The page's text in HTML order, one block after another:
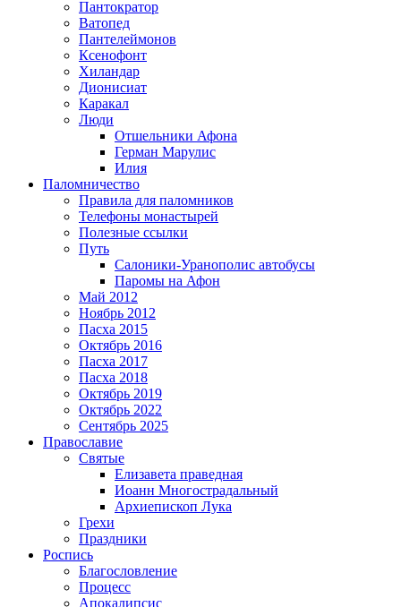
Пантократор
Ватопед
Пантелеймонов
Ксенофонт
Хиландар
Дионисиат
Каракал
Люди
Отшельники Афона
Герман Марулис
Илия
Паломничество
Правила для паломников
Телефоны монастырей
Полезные ссылки
Путь
Салоники-Уранополис автобусы
Паромы на Афон
Май 2012
Ноябрь 2012
Пасха 2015
Октябрь 2016
Пасха 2017
Пасха 2018
Октябрь 2019
Октябрь 2022
Сентябрь 2025
Православие
Святые
Елизавета праведная
Иоанн Многострадальный
Архиепископ Лука
Грехи
Праздники
Роспись
Благословление
Процесс
Апокалипсис